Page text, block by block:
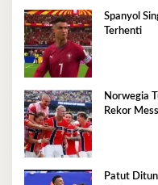
Spanyol
Terhenti
Norwegia
Rekor
Patut